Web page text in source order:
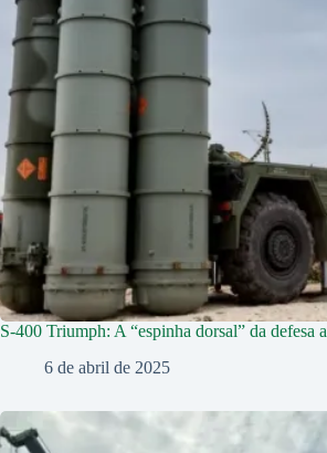
S-400 Triumph: A “espinha dorsal” da defesa
6 de abril de 2025